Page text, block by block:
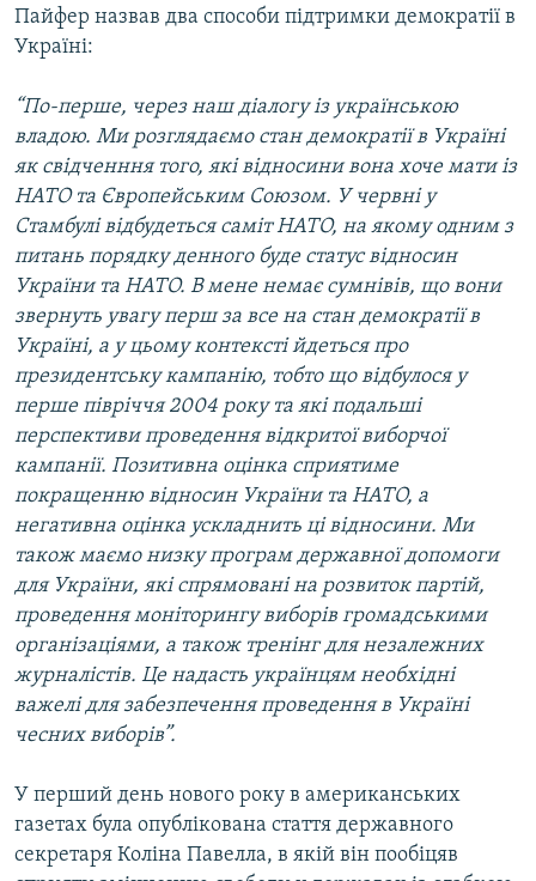
Пайфер назвав два способи підтримки демократії в
Україні:
“По-перше, через наш діалогу із українською
владою. Ми розглядаємо стан демократії в Україні
як свідченння того, які відносини вона хоче мати із
НАТО та Європейським Союзом. У червні у
Стамбулі відбудеться саміт НАТО, на якому одним з
питань порядку денного буде статус відносин
України та НАТО. В мене немає сумнівів, що вони
звернуть увагу перш за все на стан демократії в
Україні, а у цьому контексті йдеться про
президентську кампанію, тобто що відбулося у
перше півріччя 2004 року та які подальші
перспективи проведення відкритої виборчої
кампанії. Позитивна оцінка сприятиме
покращенню відносин України та НАТО, а
негативна оцінка ускладнить ці відносини. Ми
також маємо низку програм державної допомоги
для України, які спрямовані на розвиток партій,
проведення моніторингу виборів громадськими
організаціями, а також тренінг для незалежних
журналістів. Це надасть українцям необхідні
важелі для забезпечення проведення в Україні
чесних виборів”.
У перший день нового року в американських
газетах була опублікована стаття державного
секретаря Коліна Павелла, в якій він пообіцяв